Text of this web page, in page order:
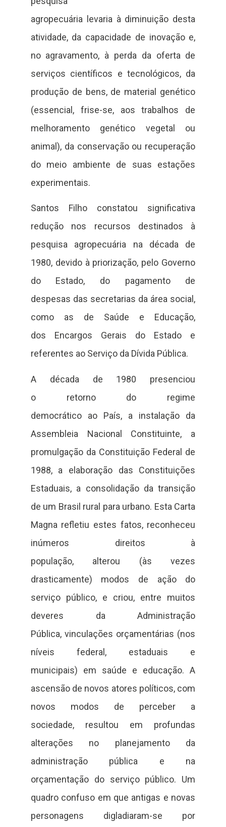
agropecuária levaria à diminuição desta
atividade, da capacidade de inovação e,
no agravamento, à perda da oferta de
serviços científicos e tecnológicos, da
produção de bens, de material genético
(essencial, frise-se, aos trabalhos de
melhoramento genético vegetal ou
animal), da conservação ou recuperação
do meio ambiente de suas estações
experimentais.
Santos Filho constatou significativa
redução nos recursos destinados à
pesquisa agropecuária na década de
1980, devido à priorização, pelo Governo
do Estado, do pagamento de
despesas das secretarias da área social,
como as de Saúde e Educação,
dos Encargos Gerais do Estado e
referentes ao Serviço da Dívida Pública.
A década de 1980 presenciou
o retorno do regime
democrático ao País, a instalação da
Assembleia Nacional Constituinte, a
promulgação da Constituição Federal de
1988, a elaboração das Constituições
Estaduais, a consolidação da transição
de um Brasil rural para urbano. Esta Carta
Magna refletiu estes fatos, reconheceu
inúmeros direitos à
população, alterou (às vezes
drasticamente) modos de ação do
serviço público, e criou, entre muitos
deveres da Administração
Pública, vinculações orçamentárias (nos
níveis federal, estaduais e
municipais) em saúde e educação. A
ascensão de novos atores políticos, com
novos modos de perceber a
sociedade, resultou em profundas
alterações no planejamento da
administração pública e na
orçamentação do serviço público. Um
quadro confuso em que antigas e novas
personagens digladiaram-se por